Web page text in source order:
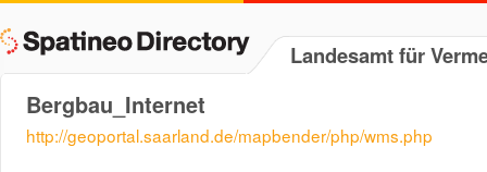
Landesamt für
Bergbau_Internet
http://geoportal.saarland.de/mapbender/php/wms.php